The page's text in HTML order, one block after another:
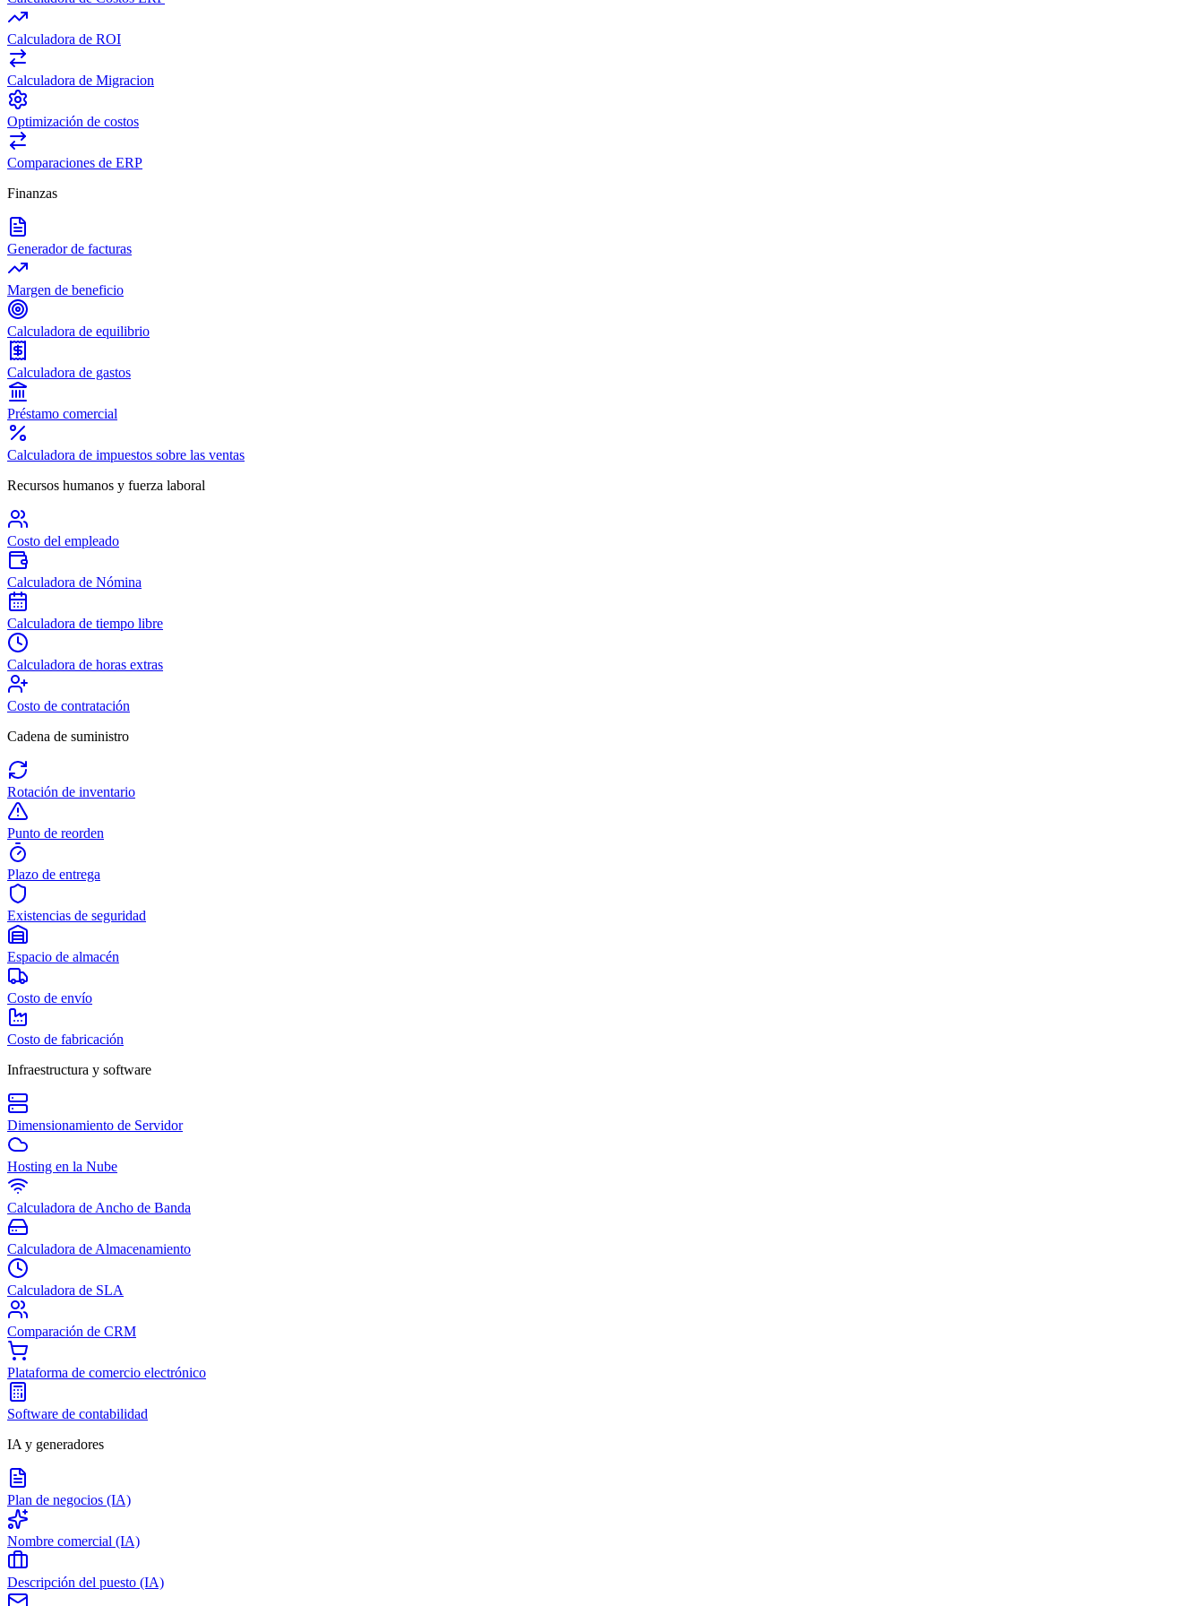
Calculadora de ROI
Calculadora de Migracion
Optimización de costos
Comparaciones de ERP
Finanzas
Generador de facturas
Margen de beneficio
Calculadora de equilibrio
Calculadora de gastos
Préstamo comercial
Calculadora de impuestos sobre las ventas
Recursos humanos y fuerza laboral
Costo del empleado
Calculadora de Nómina
Calculadora de tiempo libre
Calculadora de horas extras
Costo de contratación
Cadena de suministro
Rotación de inventario
Punto de reorden
Plazo de entrega
Existencias de seguridad
Espacio de almacén
Costo de envío
Costo de fabricación
Infraestructura y software
Dimensionamiento de Servidor
Hosting en la Nube
Calculadora de Ancho de Banda
Calculadora de Almacenamiento
Calculadora de SLA
Comparación de CRM
Plataforma de comercio electrónico
Software de contabilidad
IA y generadores
Plan de negocios (IA)
Nombre comercial (IA)
Descripción del puesto (IA)